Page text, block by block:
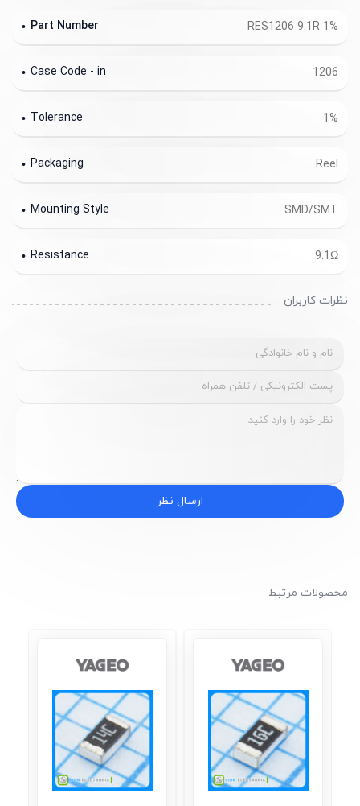
RES1206 9.1R 1%
Part Number
1206
Case Code - in
1%
Tolerance
Reel
Packaging
SMD/SMT
Mounting Style
9.1Ω
Resistance
نظرات کاربران
ارسال نظر
محصولات مرتبط